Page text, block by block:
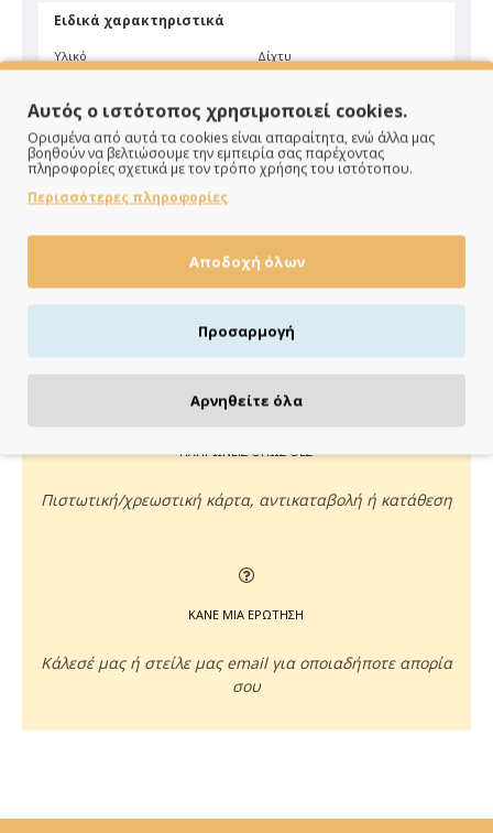
Ειδικά χαρακτηριστικά
Υλικό Δίχτυ
ΠΑΡΑΔΙΔΟΥΜΕ ΓΡΗΓΟΡΑ
ημέρες
ΠΛΗΡΩΝΕΙΣ ΟΠΩΣ ΘΕΣ
Πιστωτική/χρεωστική κάρτα, αντικαταβολή ή κατάθεση
ΚΑΝΕ ΜΙΑ ΕΡΩΤΗΣΗ
Κάλεσέ μας ή στείλε μας email για οποιαδήποτε απορία
σου
Αυτός ο ιστότοπος χρησιμοποιεί cookies.
Ορισμένα από αυτά τα cookies είναι απαραίτητα, ενώ άλλα μας
βοηθούν να βελτιώσουμε την εμπειρία σας παρέχοντας
πληροφορίες σχετικά με τον τρόπο χρήσης του ιστότοπου.
Περισσότερες πληροφορίες
Αποδοχή όλων
Προσαρμογή
Αρνηθείτε όλα